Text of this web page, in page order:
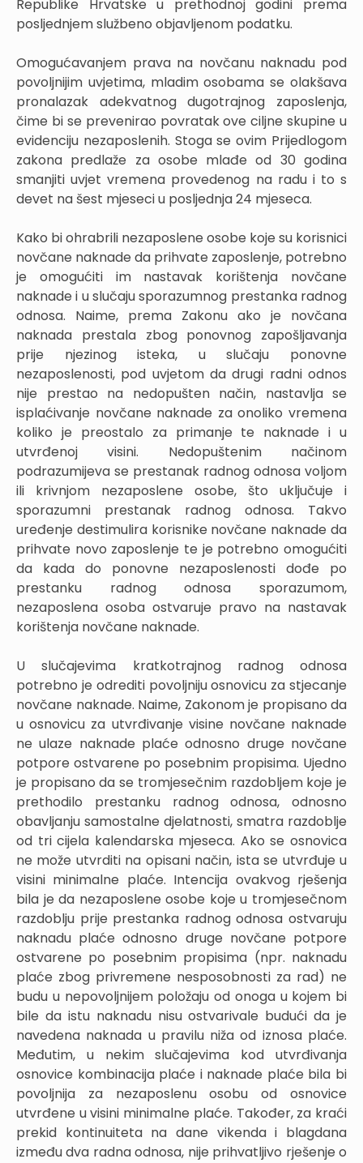
Republike Hrvatske u prethodnoj godini prema
posljednjem službeno objavljenom podatku.
Omogućavanjem prava na novčanu naknadu pod
povoljnijim uvjetima, mladim osobama se olakšava
pronalazak adekvatnog dugotrajnog zaposlenja,
čime bi se prevenirao povratak ove ciljne skupine u
evidenciju nezaposlenih. Stoga se ovim Prijedlogom
zakona predlaže za osobe mlađe od 30 godina
smanjiti uvjet vremena provedenog na radu i to s
devet na šest mjeseci u posljednja 24 mjeseca.
Kako bi ohrabrili nezaposlene osobe koje su korisnici
novčane naknade da prihvate zaposlenje, potrebno
je omogućiti im nastavak korištenja novčane
naknade i u slučaju sporazumnog prestanka radnog
odnosa. Naime, prema Zakonu ako je novčana
naknada prestala zbog ponovnog zapošljavanja
prije njezinog isteka, u slučaju ponovne
nezaposlenosti, pod uvjetom da drugi radni odnos
nije prestao na nedopušten način, nastavlja se
isplaćivanje novčane naknade za onoliko vremena
koliko je preostalo za primanje te naknade i u
utvrđenoj visini. Nedopuštenim načinom
podrazumijeva se prestanak radnog odnosa voljom
ili krivnjom nezaposlene osobe, što uključuje i
sporazumni prestanak radnog odnosa. Takvo
uređenje destimulira korisnike novčane naknade da
prihvate novo zaposlenje te je potrebno omogućiti
da kada do ponovne nezaposlenosti dođe po
prestanku radnog odnosa sporazumom,
nezaposlena osoba ostvaruje pravo na nastavak
korištenja novčane naknade.
U slučajevima kratkotrajnog radnog odnosa
potrebno je odrediti povoljniju osnovicu za stjecanje
novčane naknade. Naime, Zakonom je propisano da
u osnovicu za utvrđivanje visine novčane naknade
ne ulaze naknade plaće odnosno druge novčane
potpore ostvarene po posebnim propisima. Ujedno
je propisano da se tromjesečnim razdobljem koje je
prethodilo prestanku radnog odnosa, odnosno
obavljanju samostalne djelatnosti, smatra razdoblje
od tri cijela kalendarska mjeseca. Ako se osnovica
ne može utvrditi na opisani način, ista se utvrđuje u
visini minimalne plaće. Intencija ovakvog rješenja
bila je da nezaposlene osobe koje u tromjesečnom
razdoblju prije prestanka radnog odnosa ostvaruju
naknadu plaće odnosno druge novčane potpore
ostvarene po posebnim propisima (npr. naknadu
plaće zbog privremene nesposobnosti za rad) ne
budu u nepovoljnijem položaju od onoga u kojem bi
bile da istu naknadu nisu ostvarivale budući da je
navedena naknada u pravilu niža od iznosa plaće.
Međutim, u nekim slučajevima kod utvrđivanja
osnovice kombinacija plaće i naknade plaće bila bi
povoljnija za nezaposlenu osobu od osnovice
utvrđene u visini minimalne plaće. Također, za kraći
prekid kontinuiteta na dane vikenda i blagdana
između dva radna odnosa, nije prihvatljivo rješenje o